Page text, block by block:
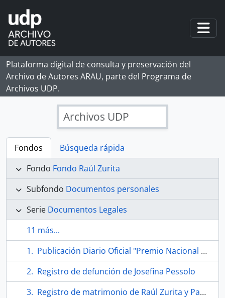
Skip to main content
Plataforma digital de consulta y preservación del
Archivo de Autores ARAU, parte del Programa de
Archivos UDP.
Archivos UDP
Fondos
Búsqueda rápida
Fondo Fondo Raúl Zurita
Subfondo Documentos personales
Serie Documentos Legales
11 más...
Publicación Diario Oficial "Premio Nacional de Literatura 2000"
Registro de defunción de Josefina Pessolo
Registro de matrimonio de Raúl Zurita y Paulina Wendt